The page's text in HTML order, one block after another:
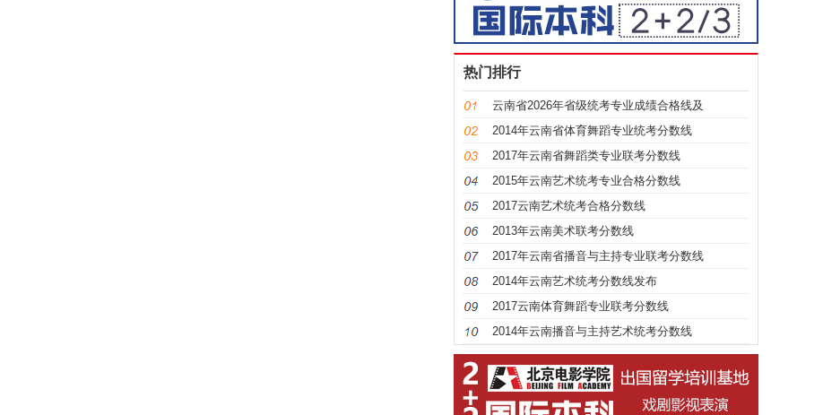
热门排行
云南省2026年省级统考专业成绩合格线及
2014年云南省体育舞蹈专业统考分数线
2017年云南省舞蹈类专业联考分数线
2015年云南艺术统考专业合格分数线
2017云南艺术统考合格分数线
2013年云南美术联考分数线
2017年云南省播音与主持专业联考分数线
2014年云南艺术统考分数线发布
2017云南体育舞蹈专业联考分数线
2014年云南播音与主持艺术统考分数线